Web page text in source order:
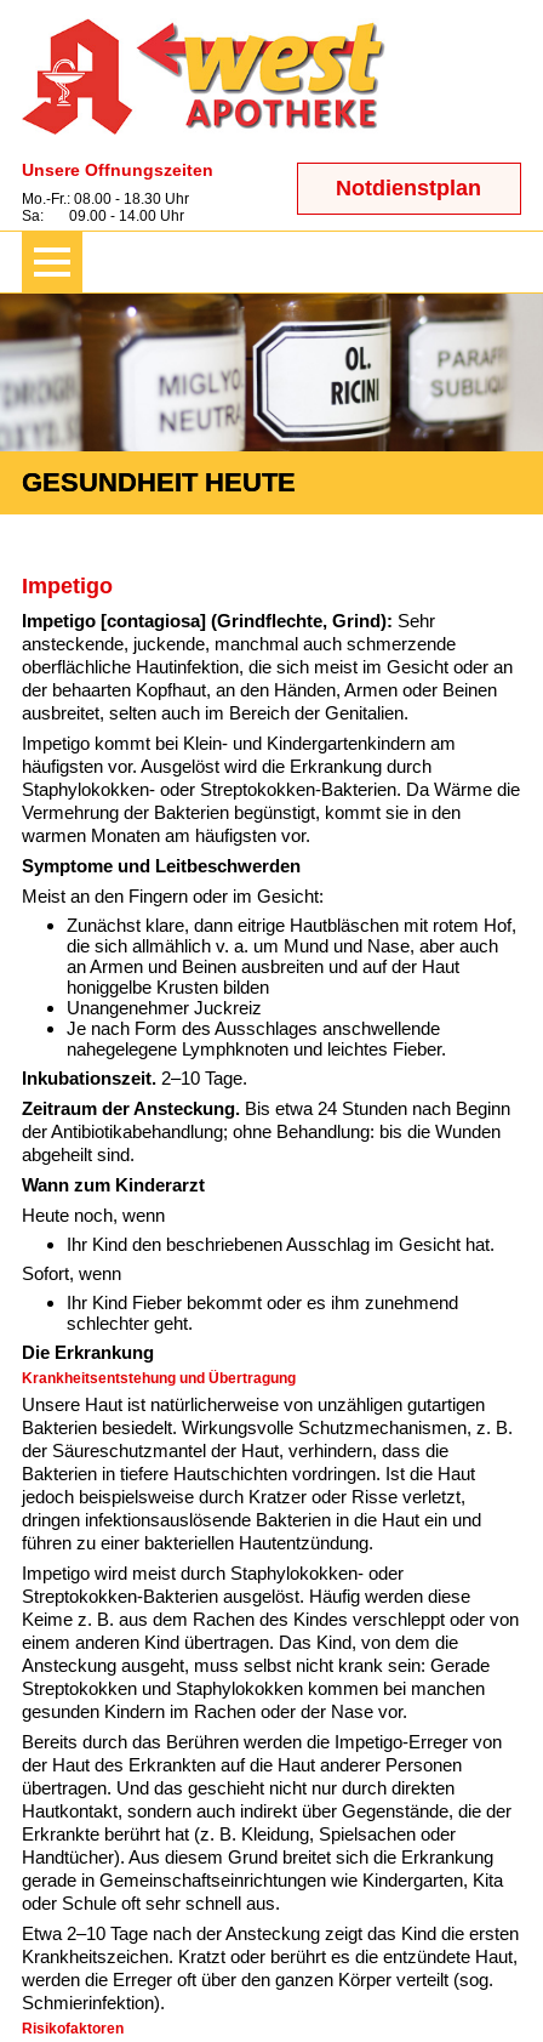
Unsere Öffnungszeiten
Mo.-Fr.: 08.00 - 18.30 Uhr
Sa: 09.00 - 14.00 Uhr
Notdienstplan
GESUNDHEIT HEUTE
Impetigo
Impetigo [contagiosa] (Grindflechte, Grind): Sehr
ansteckende, juckende, manchmal auch schmerzende
oberflächliche Hautinfektion, die sich meist im Gesicht oder an
der behaarten Kopfhaut, an den Händen, Armen oder Beinen
ausbreitet, selten auch im Bereich der Genitalien.
Impetigo kommt bei Klein- und Kindergartenkindern am
häufigsten vor. Ausgelöst wird die Erkrankung durch
Staphylokokken- oder Streptokokken-Bakterien. Da Wärme die
Vermehrung der Bakterien begünstigt, kommt sie in den
warmen Monaten am häufigsten vor.
Symptome und Leitbeschwerden
Meist an den Fingern oder im Gesicht:
Zunächst klare, dann eitrige Hautbläschen mit rotem Hof,
die sich allmählich v. a. um Mund und Nase, aber auch
an Armen und Beinen ausbreiten und auf der Haut
honiggelbe Krusten bilden
Unangenehmer Juckreiz
Je nach Form des Ausschlages anschwellende
nahegelegene Lymphknoten und leichtes Fieber.
Inkubationszeit.2–10 Tage.
Zeitraum der Ansteckung.Bis etwa 24 Stunden nach Beginn
der Antibiotikabehandlung; ohne Behandlung: bis die Wunden
abgeheilt sind.
Wann zum Kinderarzt
Heute noch, wenn
Ihr Kind den beschriebenen Ausschlag im Gesicht hat.
Sofort, wenn
Ihr Kind Fieber bekommt oder es ihm zunehmend
schlechter geht.
Die Erkrankung
Krankheitsentstehung und Übertragung
Unsere Haut ist natürlicherweise von unzähligen gutartigen
Bakterien besiedelt. Wirkungsvolle Schutzmechanismen, z. B.
der Säureschutzmantel der Haut, verhindern, dass die
Bakterien in tiefere Hautschichten vordringen. Ist die Haut
jedoch beispielsweise durch Kratzer oder Risse verletzt,
dringen infektionsauslösende Bakterien in die Haut ein und
führen zu einer bakteriellen Hautentzündung.
Impetigo wird meist durch Staphylokokken- oder
Streptokokken-Bakterien ausgelöst. Häufig werden diese
Keime z. B. aus dem Rachen des Kindes verschleppt oder von
einem anderen Kind übertragen. Das Kind, von dem die
Ansteckung ausgeht, muss selbst nicht krank sein: Gerade
Streptokokken und Staphylokokken kommen bei manchen
gesunden Kindern im Rachen oder der Nase vor.
Bereits durch das Berühren werden die Impetigo-Erreger von
der Haut des Erkrankten auf die Haut anderer Personen
übertragen. Und das geschieht nicht nur durch direkten
Hautkontakt, sondern auch indirekt über Gegenstände, die der
Erkrankte berührt hat (z. B. Kleidung, Spielsachen oder
Handtücher). Aus diesem Grund breitet sich die Erkrankung
gerade in Gemeinschaftseinrichtungen wie Kindergarten, Kita
oder Schule oft sehr schnell aus.
Etwa 2–10 Tage nach der Ansteckung zeigt das Kind die ersten
Krankheitszeichen. Kratzt oder berührt es die entzündete Haut,
werden die Erreger oft über den ganzen Körper verteilt (sog.
Schmierinfektion).
Risikofaktoren